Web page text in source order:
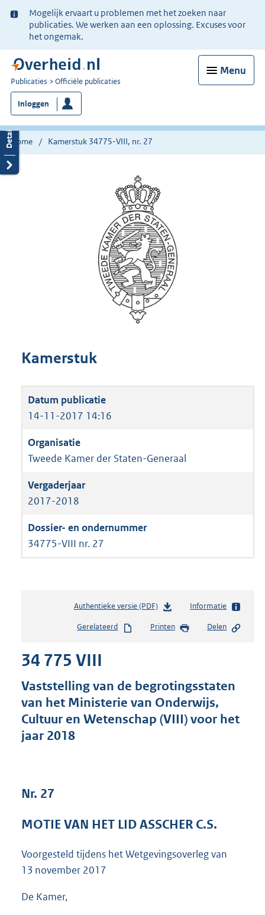
Ter
informatie:
Mogelijk ervaart u problemen met het zoeken naar
publicaties. We werken aan een oplossing. Excuses voor
het ongemak.
Menu
U
bent
nu
hier:
Publicaties Officiële publicaties
Inloggen
Home Kamerstuk 34775-VIII, nr. 27
Kamerstuk
14-11-2017 14:16
Tweede Kamer der Staten-Generaal
2017-2018
34775-VIII nr. 27
Authentieke versie (PDF)b
s
s
g
r
K
Informatie
Gerelateerd Printen Delen
34 775 VIII
Vaststelling van de begrotingsstaten
van het Ministerie van Onderwijs,
Cultuur en Wetenschap (VIII) voor het
jaar 2018
Nr. 27
MOTIE VAN HET LID ASSCHER C.S.
Voorgesteld tijdens het Wetgevingsoverleg van
13 november 2017
De Kamer,